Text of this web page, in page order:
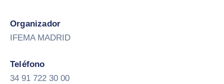
Organizador
IFEMA MADRID
Teléfono
34 91 722 30 00